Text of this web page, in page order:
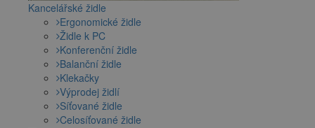
Kancelářské židle
Ergonomické židle
Židle k PC
Konferenční židle
Balanční židle
Klekačky
Výprodej židlí
Síťované židle
Celosíťované židle